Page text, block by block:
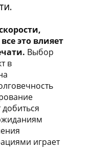
это влияет
Выбор
в
играет